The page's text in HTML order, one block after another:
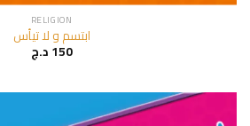
RELIGION
ابتسم و لا تيأس
150د.ج